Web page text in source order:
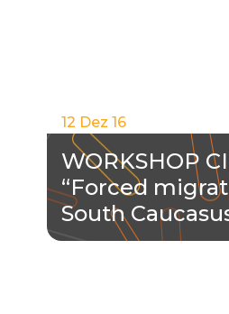
12 Dez 16
WORKSHOP
“Forced
South